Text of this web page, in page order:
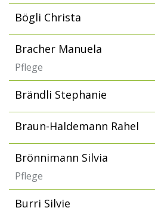
Bögli Christa
Bracher Manuela
Pflege
Brändli Stephanie
Braun-Haldemann Rahel
Brönnimann Silvia
Pflege
Burri Silvie